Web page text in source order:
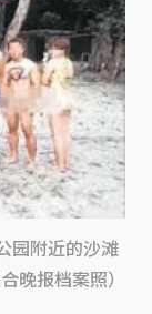
园附近的沙滩
晚报档案照）